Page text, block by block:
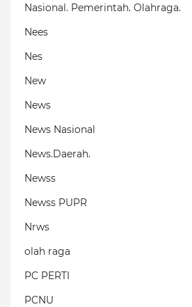
Nasional. Pemerintah. Olahraga.
Nees
Nes
New
News
News Nasional
News.Daerah.
Newss
Newss PUPR
Nrws
olah raga
PC PERTI
PCNU